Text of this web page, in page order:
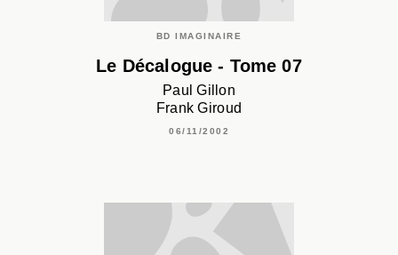
BD IMAGINAIRE
Le Décalogue - Tome 07
Paul Gillon
Frank Giroud
06/11/2002